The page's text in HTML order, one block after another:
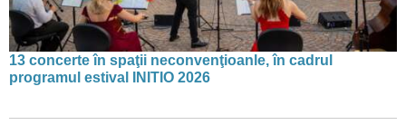
13 concerte în spaţii neconvenţioanle, în cadrul
programul estival INITIO 2026